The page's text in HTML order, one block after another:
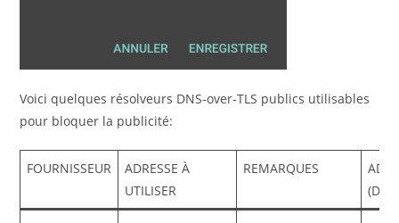
Voici quelques résolveurs DNS-over-TLS publics utilisables
pour bloquer la publicité:
FOURNISSEUR
ADRESSE À
UTILISER
REMARQUES